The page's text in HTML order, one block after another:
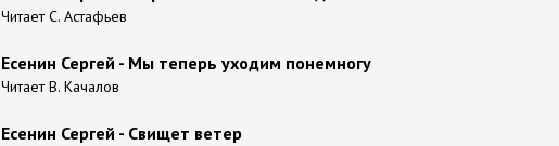
Читает С. Астафьев
Есенин Сергей - Мы теперь уходим понемногу
Читает В. Качалов
Есенин Сергей - Свищет ветер